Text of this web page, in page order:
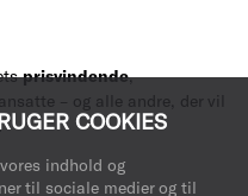
COOKIES
indhold og
til sociale medier og til
prisvindende,
– og alle andre, der vil